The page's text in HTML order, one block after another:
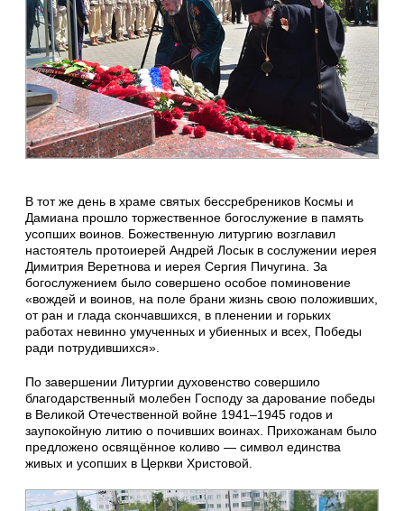
В тот же день в храме святых бессребреников Космы и
Дамиана прошло торжественное богослужение в память
усопших воинов. Божественную литургию возглавил
настоятель протоиерей Андрей Лосык в сослужении иерея
Димитрия Веретнова и иерея Сергия Пичугина. За
богослужением было совершено особое поминовение
«вождей и воинов, на поле брани жизнь свою положивших,
от ран и глада скончавшихся, в пленении и горьких
работах невинно умученных и убиенных и всех, Победы
ради потрудившихся».
По завершении Литургии духовенство совершило
благодарственный молебен Господу за дарование победы
в Великой Отечественной войне 1941–1945 годов и
заупокойную литию о почивших воинах. Прихожанам было
предложено освящённое коливо — символ единства
живых и усопших в Церкви Христовой.